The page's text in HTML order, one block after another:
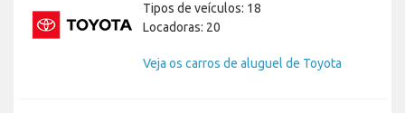
Tipos de veículos: 18
Locadoras: 20
Veja os carros de aluguel de Toyota